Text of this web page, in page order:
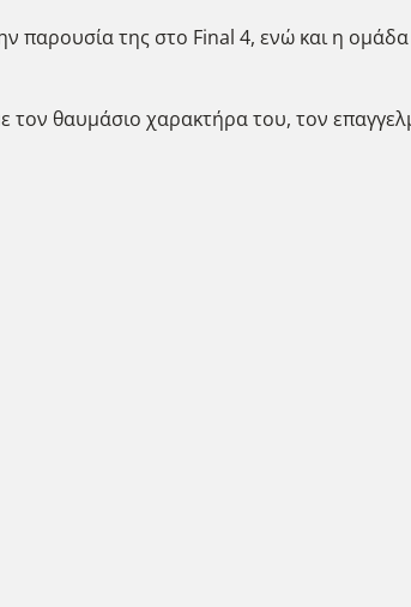
παρουσία της στο Final 4, ενώ και η
θαυμάσιο χαρακτήρα του, τον